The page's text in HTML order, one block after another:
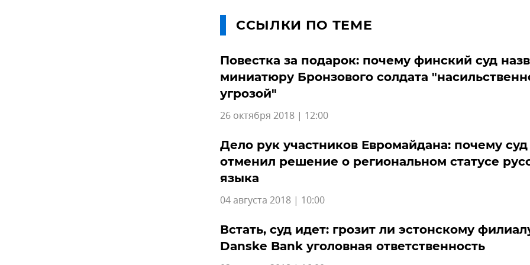
ССЫЛКИ ПО ТЕМЕ
Повестка за подарок: почему финский суд
миниатюру Бронзового солдата
угрозой"
26 октября 2018 | 12:00
Дело рук участников Евромайдана: почему суд
отменил решение о региональном статусе
языка
04 августа 2018 | 10:00
Встать, суд идет: грозит ли эстонскому
Danske Bank уголовная ответственность